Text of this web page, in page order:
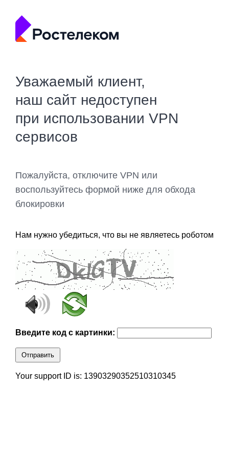
Уважаемый клиент,
наш сайт недоступен
при использовании VPN
сервисов
Пожалуйста, отключите VPN или
воспользуйтесь формой ниже для обхода
блокировки
Нам нужно убедиться, что вы не являетесь роботом
Введите код с картинки:
Отправить
Your support ID is: 13903290352510310345